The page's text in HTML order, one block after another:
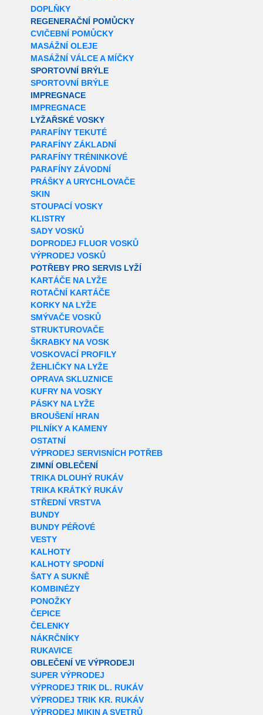
DOPLŇKY
REGENERAČNÍ POMŮCKY
CVIČEBNÍ POMŮCKY
MASÁŽNÍ OLEJE
MASÁŽNÍ VÁLCE A MÍČKY
SPORTOVNÍ BRÝLE
SPORTOVNÍ BRÝLE
IMPREGNACE
IMPREGNACE
LYŽAŘSKÉ VOSKY
PARAFÍNY TEKUTÉ
PARAFÍNY ZÁKLADNÍ
PARAFÍNY TRÉNINKOVÉ
PARAFÍNY ZÁVODNÍ
PRÁŠKY A URYCHLOVAČE
SKIN
STOUPACÍ VOSKY
KLISTRY
SADY VOSKŮ
DOPRODEJ FLUOR VOSKŮ
VÝPRODEJ VOSKŮ
POTŘEBY PRO SERVIS LYŽÍ
KARTÁČE NA LYŽE
ROTAČNÍ KARTÁČE
KORKY NA LYŽE
SMÝVAČE VOSKŮ
STRUKTUROVAČE
ŠKRABKY NA VOSK
VOSKOVACÍ PROFILY
ŽEHLIČKY NA LYŽE
OPRAVA SKLUZNICE
KUFRY NA VOSKY
PÁSKY NA LYŽE
BROUŠENÍ HRAN
PILNÍKY A KAMENY
OSTATNÍ
VÝPRODEJ SERVISNÍCH POTŘEB
ZIMNÍ OBLEČENÍ
TRIKA DLOUHÝ RUKÁV
TRIKA KRÁTKÝ RUKÁV
STŘEDNÍ VRSTVA
BUNDY
BUNDY PÉŘOVÉ
VESTY
KALHOTY
KALHOTY SPODNÍ
ŠATY A SUKNĚ
KOMBINÉZY
PONOŽKY
ČEPICE
ČELENKY
NÁKRČNÍKY
RUKAVICE
OBLEČENÍ VE VÝPRODEJI
SUPER VÝPRODEJ
VÝPRODEJ TRIK DL. RUKÁV
VÝPRODEJ TRIK KR. RUKÁV
VÝPRODEJ MIKIN A SVETRŮ